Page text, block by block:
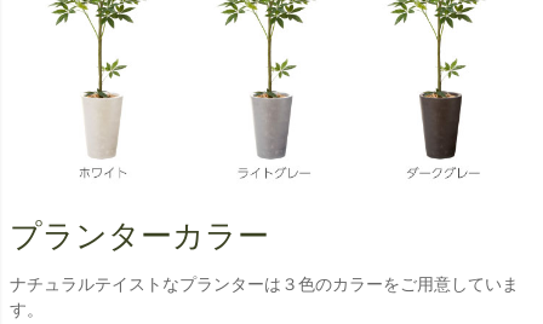
プランターカラー
ナチュラルテイストなプランターは３色のカラーをご用意していま
す。